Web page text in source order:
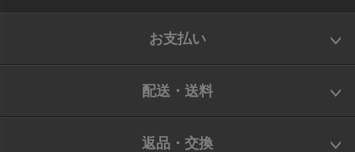
お支払い
配送・送料
返品・交換